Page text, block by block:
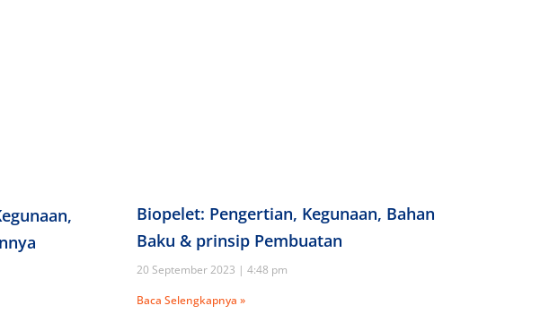
Biopelet: Pengertian, Kegunaan, Bahan
Baku & prinsip Pembuatan
20 September 2023
4:48 pm
Baca Selengkapnya »